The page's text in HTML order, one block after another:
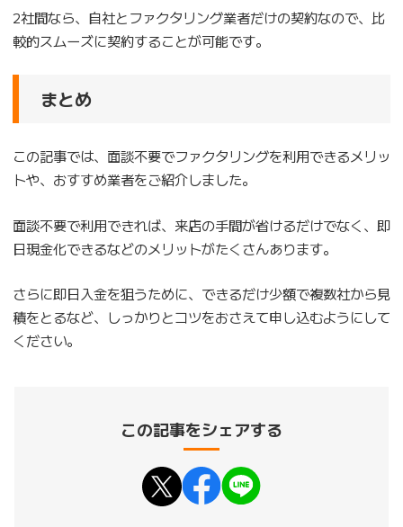
2社間なら、自社とファクタリング業者だけの契約なので、比
較的スムーズに契約することが可能です。
まとめ
この記事では、面談不要でファクタリングを利用できるメリッ
トや、おすすめ業者をご紹介しました。
面談不要で利用できれば、来店の手間が省けるだけでなく、即
日現金化できるなどのメリットがたくさんあります。
さらに即日入金を狙うために、できるだけ少額で複数社から見
積をとるなど、しっかりとコツをおさえて申し込むようにして
ください。
この記事をシェアする